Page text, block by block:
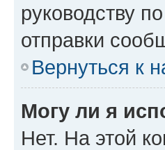
руководству
отправки
Вернуться к
Могу ли я
Нет. На этой